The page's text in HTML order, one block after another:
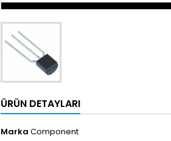
ÜRÜN DETAYLARI
Marka Component